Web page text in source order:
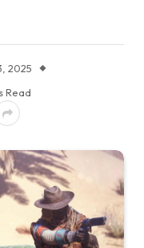
2025
Read